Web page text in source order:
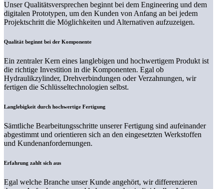
Unser Qualitätsversprechen beginnt bei dem Engineering und dem
digitalen Prototypen, um den Kunden von Anfang an bei jedem
Projektschritt die Möglichkeiten und Alternativen aufzuzeigen.
Qualität beginnt bei der Komponente
Ein zentraler Kern eines langlebigen und hochwertigem Produkt ist
die richtige Investition in die Komponenten. Egal ob
Hydraulikzylinder, Drehverbindungen oder Verzahnungen, wir
fertigen die Schlüsseltechnologien selbst.
Langlebigkeit durch hochwertige Fertigung
Sämtliche Bearbeitungsschritte unserer Fertigung sind aufeinander
abgestimmt und orientieren sich an den eingesetzten Werkstoffen
und Kundenanfordernungen.
Erfahrung zahlt sich aus
Egal welche Branche unser Kunde angehört, wir differenzieren